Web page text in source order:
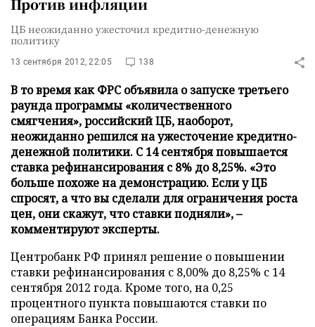
Против инфляции
ЦБ неожиданно ужесточил кредитно-денежную
политику
13 сентября 2012, 22:05 138
В то время как ФРС объявила о запуске третьего
раунда программы «количественного
смягчения», российский ЦБ, наоборот,
неожиданно решился на ужесточение кредитно-
денежной политики. С 14 сентября повышается
ставка рефинансирования с 8% до 8,25%. «Это
больше похоже на демонстрацию. Если у ЦБ
спросят, а что вы сделали для ограничения роста
цен, они скажут, что ставки подняли», –
комментируют эксперты.
Центробанк РФ принял решение о повышении
ставки рефинансирования с 8,00% до 8,25% с 14
сентября 2012 года. Кроме того, на 0,25
процентного пункта повышаются ставки по
операциям Банка России.